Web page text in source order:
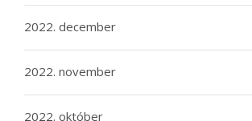
2022. december
2022. november
2022. október